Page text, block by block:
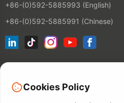
+86-(0)592-5885993 (English)
+86-(0)592-5885991 (Chinese)
Cookies Policy